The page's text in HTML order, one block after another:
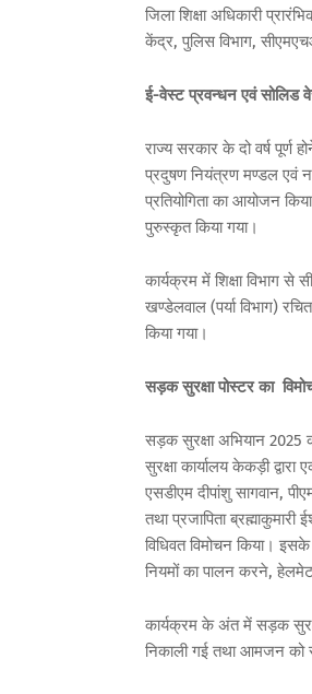
जिला शिक्षा अधिकारी
केंद्र, पुलिस विभाग,
ई-वेस्ट प्रवन्धन एवं सोलिड
राज्य सरकार के दो वर्ष पूर्ण
प्रदुषण नियंत्रण मण्डल एवं
प्रतियोगिता का आयोजन
पुरुस्कृत किया गया।
कार्यक्रम में शिक्षा विभाग
खण्डेलवाल (पर्या विभाग)
किया गया।
सड़क सुरक्षा पोस्टर का
सड़क सुरक्षा अभियान
सुरक्षा कार्यालय केकड़ी
एसडीएम दीपांशु सागवान,
तथा प्रजापिता ब्रह्माकुमारी
विधिवत विमोचन किया।
नियमों का पालन करने,
कार्यक्रम के अंत में सड़क
निकाली गई तथा आमजन को